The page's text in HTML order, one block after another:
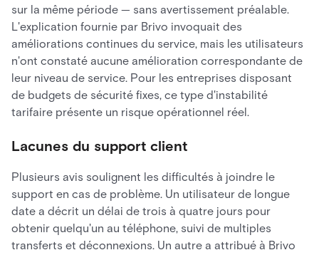
sur la même période — sans avertissement préalable.
L'explication fournie par Brivo invoquait des
améliorations continues du service, mais les utilisateurs
n'ont constaté aucune amélioration correspondante de
leur niveau de service. Pour les entreprises disposant
de budgets de sécurité fixes, ce type d'instabilité
tarifaire présente un risque opérationnel réel.
Lacunes du support client
Plusieurs avis soulignent les difficultés à joindre le
support en cas de problème. Un utilisateur de longue
date a décrit un délai de trois à quatre jours pour
obtenir quelqu'un au téléphone, suivi de multiples
transferts et déconnexions. Un autre a attribué à Brivo